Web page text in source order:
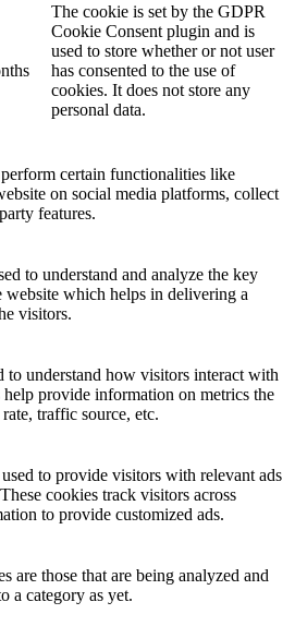
The cookie is set by the GDPR
Cookie Consent plugin and is
used to store whether or not user
has consented to the use of
cookies. It does not store any
personal data.
certain functionalities like
on social media platforms, collect
features.
to understand and analyze the key
website which helps in delivering a
visitors.
to understand how visitors interact with
provide information on metrics the
traffic source, etc.
to provide visitors with relevant ads
cookies track visitors across
to provide customized ads.
are those that are being analyzed and
a category as yet.